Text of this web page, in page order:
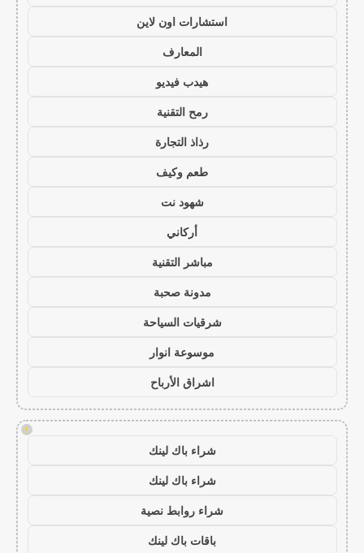
استشارات اون لاين
المعارف
هيدب فيديو
رمح التقنية
رذاذ التجارة
طعم وكيف
شهود نت
أركاني
مباشر التقنية
مدونة صحبة
شرقيات السياحة
موسوعة انوار
اشراق الأرباح
!
شراء باك لينك
شراء باك لينك
شراء روابط نصية
باقات باك لينك